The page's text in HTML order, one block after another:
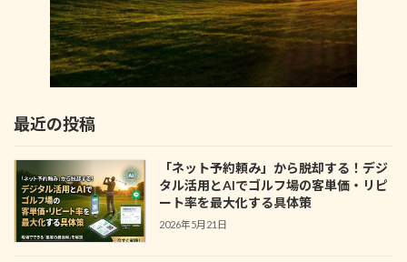
最近の投稿
「ネット予約頼み」から脱却する！デジ
タル活用とAIでゴルフ場の客単価・リピ
ート率を最大化する具体策
2026年5月21日